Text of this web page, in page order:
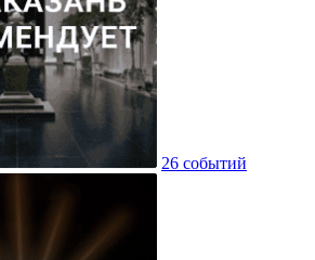
26 событий